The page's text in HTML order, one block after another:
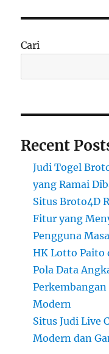
Cari
Recent
Judi Togel
yang Ramai
Situs Broto4D
Fitur yang
Pengguna
HK Lotto Paito
Pola Data
Modern
Situs Judi Live
Modern dan